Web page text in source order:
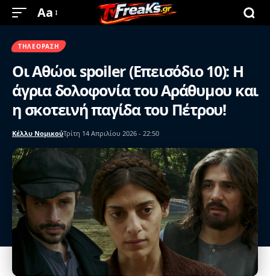
Aa
ΤΗΛΕΌΡΑΣΗ
Οι Αθώοι spoiler (Επεισόδιο 10): Η
άγρια δολοφονία του Αράθυμου και
η σκοτεινή παγίδα του Πέτρου!
Κέλλυ ΝομικούΤρίτη 14 Απριλίου 2026 - 22:50